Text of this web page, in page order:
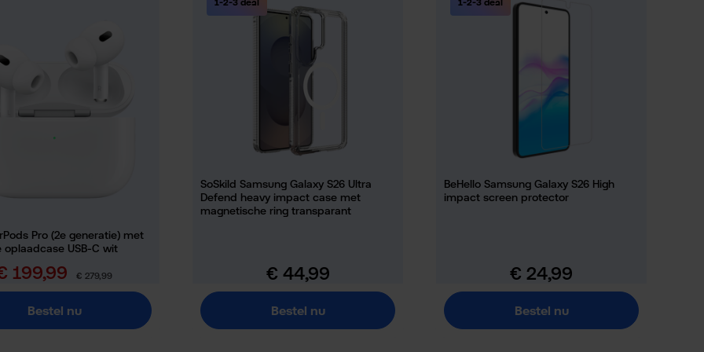
Pro (2e generatie) met
oplaadcase USB-C wit
199,99 Normale prijs:
€ 279,99
Bestel nu
1-2-3 deal
SoSkild Samsung Galaxy S26 Ultra
Defend heavy impact case met
magnetische ring transparant
Normale prijs:
€ 44,99
Bestel nu
1-2-3 deal
BeHello Samsung Galaxy S26 High
impact screen protector
Normale prijs:
€ 24,99
Bestel nu